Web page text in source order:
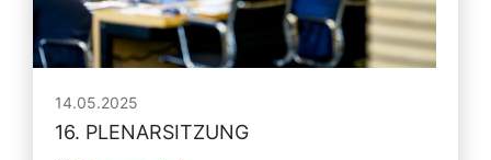
14.05.2025
16. PLENARSITZUNG